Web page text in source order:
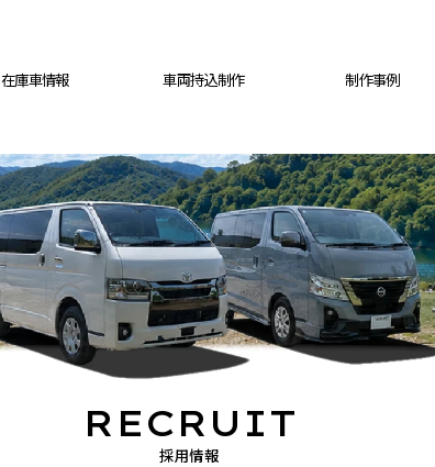
在庫車情報 車両持込制作 制作事例
採用情報
RECRUIT